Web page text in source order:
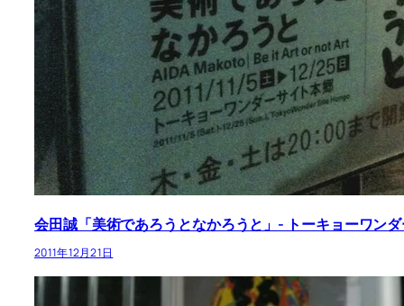
会田誠「美術であろうとなかろうと」- トーキョーワン
2011年12月21日